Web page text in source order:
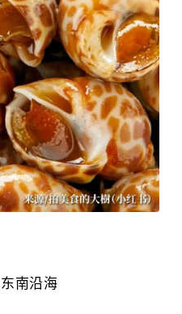
东南沿海